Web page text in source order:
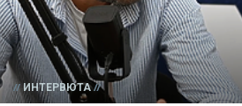
ИНТЕРВЮТА